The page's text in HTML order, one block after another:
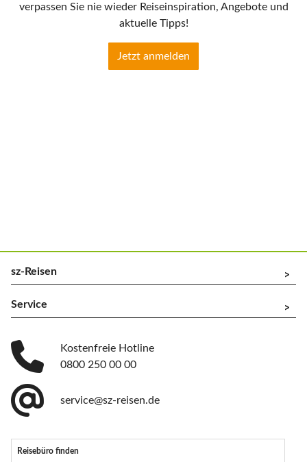
verpassen Sie nie wieder Reiseinspiration, Angebote und
aktuelle Tipps!
Jetzt anmelden
sz-Reisen ^
Service ^
Kostenfreie Hotline
0800 250 00 00
service@sz-reisen.de
Reisebüro finden